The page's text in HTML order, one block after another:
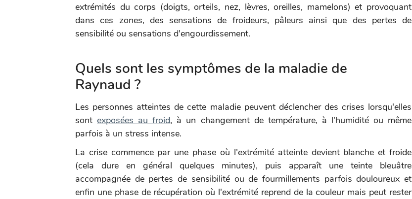
extrémités du corps (doigts, orteils, nez, lèvres, oreilles, mamelons) et provoquant
dans ces zones, des sensations de froideurs, pâleurs ainsi que des pertes de
sensibilité ou sensations d'engourdissement.
Quels sont les symptômes de la maladie de
Raynaud ?
Les personnes atteintes de cette maladie peuvent déclencher des crises lorsqu'elles
sontexposées au froid, à un changement de température, à l'humidité ou même
parfois à un stress intense.
La crise commence par une phase où l'extrémité atteinte devient blanche et froide
(cela dure en général quelques minutes), puis apparaît une teinte bleuâtre
accompagnée de pertes de sensibilité ou de fourmillements parfois douloureux et
enfin une phase de récupération où l'extrémité reprend de la couleur mais peut rester